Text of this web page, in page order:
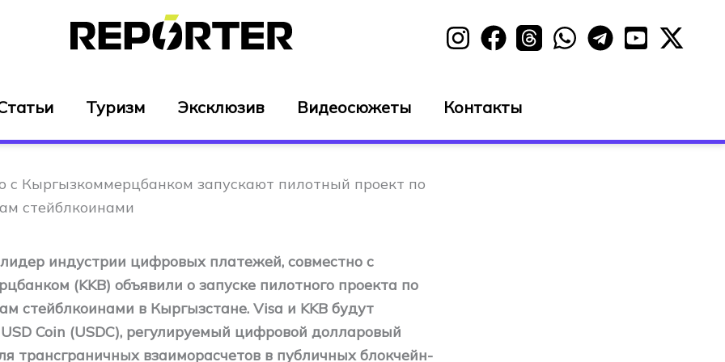
Туризм Эксклюзив Видеосюжеты Контакты
с Кыргызкоммерцбанком запускают пилотный проект по
стейблкоинами
индустрии цифровых платежей, совместно с
(KKB) объявили о запуске пилотного проекта по
стейблкоинами в Кыргызстане. Visa и KKB будут
Coin (USDC), регулируемый цифровой долларовый
трансграничных взаиморасчетов в публичных блокчейн-